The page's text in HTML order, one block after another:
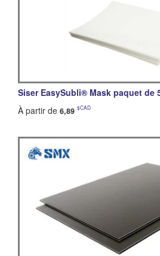
Siser EasySubli® Mask paquet de
À partir de 6,89 $CAD